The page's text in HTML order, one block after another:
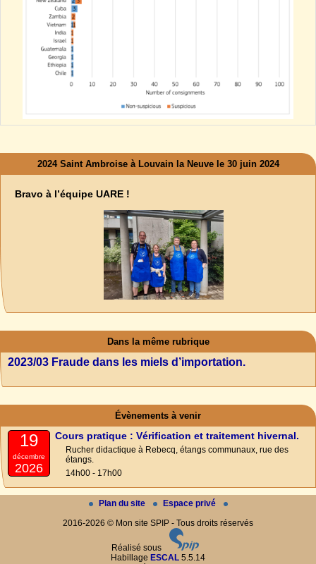
2024 Saint Ambroise à Louvain la Neuve le 30 juin 2024
Bravo à l’équipe UARE !
Dans la même rubrique
2023/03 Fraude dans les miels d’importation.
Évènements à venir
19
décembre
2026
Cours pratique : Vérification et traitement hivernal.
Rucher didactique à Rebecq, étangs communaux, rue des
étangs.
14h00 - 17h00
Plan du site
Espace privé
2016-2026 © Mon site SPIP - Tous droits réservés
Réalisé sous
Habillage ESCAL 5.5.14